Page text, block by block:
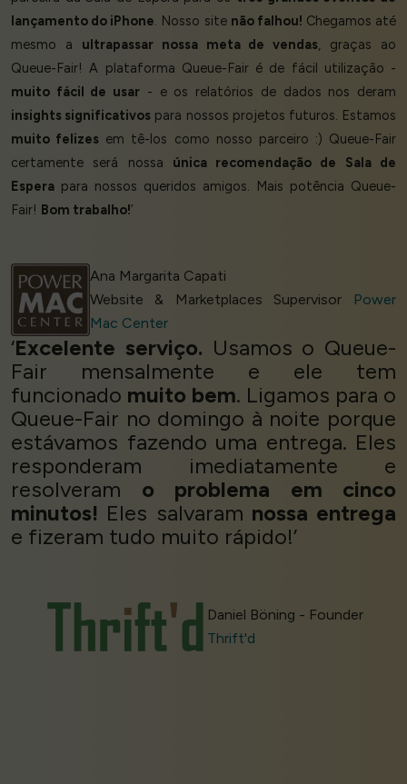
lançamento do iPhone. Nosso site não falhou! Chegamos até
mesmo a ultrapassar nossa meta de vendas, graças ao
Queue-Fair! A plataforma Queue-Fair é de fácil utilização -
muito fácil de usar - e os relatórios de dados nos deram
insights significativos para nossos projetos futuros. Estamos
muito felizes em tê-los como nosso parceiro :) Queue-Fair
certamente será nossa única recomendação de Sala de
Espera para nossos queridos amigos. Mais potência Queue-
Fair! Bom trabalho!’
Ana Margarita Capati
Website & Marketplaces Supervisor
Power
Mac Center
‘Excelente serviço. Usamos o Queue-
Fair mensalmente e ele tem
funcionado muito bem. Ligamos para o
Queue-Fair no domingo à noite porque
estávamos fazendo uma entrega. Eles
responderam imediatamente e
resolveram o problema em cinco
minutos! Eles salvaram nossa entrega
e fizeram tudo muito rápido!’
Daniel Böning - Founder
Thrift'd